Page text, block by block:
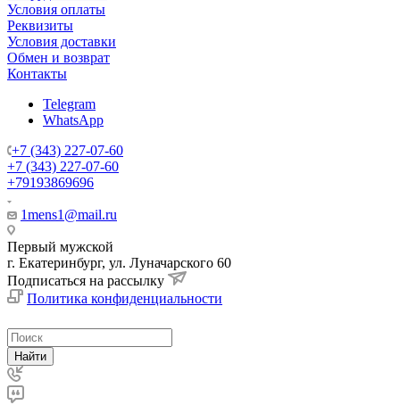
Условия оплаты
Реквизиты
Условия доставки
Обмен и возврат
Контакты
Telegram
WhatsApp
+7 (343) 227-07-60
+7 (343) 227-07-60
+79193869696
1mens1@mail.ru
Первый мужской
г. Екатеринбург, ул. Луначарского 60
Подписаться на рассылку
Политика конфиденциальности
Найти